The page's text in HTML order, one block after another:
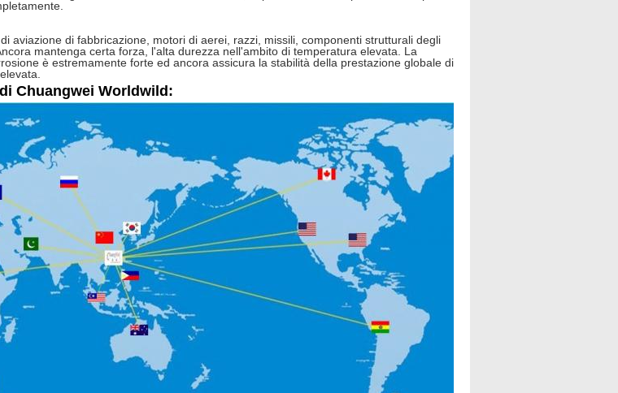
aviazione di fabbricazione, motori di aerei, razzi, missili, componenti strutturali degli
mantenga certa forza, l'alta durezza nell'ambito di temperatura elevata. La
è estremamente forte ed ancora assicura la stabilità della prestazione globale di
Chuangwei Worldwild: